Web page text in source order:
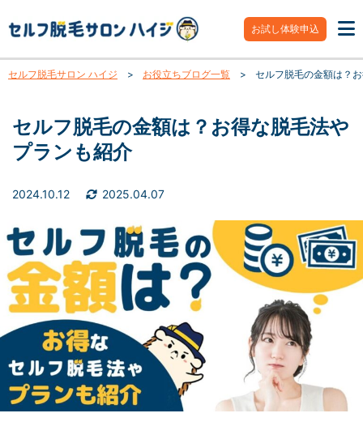
お試し体験申込
セルフ脱毛サロン ハイジ > お役立ちブログ一覧 > セルフ脱毛の金額は？
セルフ脱毛の金額は？お得な脱毛法や
プランも紹介
2024.10.12 2025.04.07